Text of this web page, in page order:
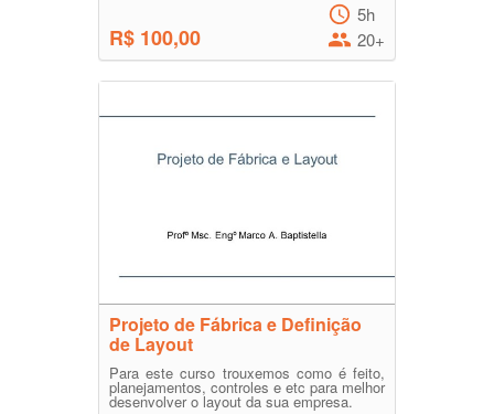
R$ 100,00
5h
20+
Projeto de Fábrica e Definição
de Layout
Para este curso trouxemos como é feito,
planejamentos, controles e etc para melhor
desenvolver o layout da sua empresa.